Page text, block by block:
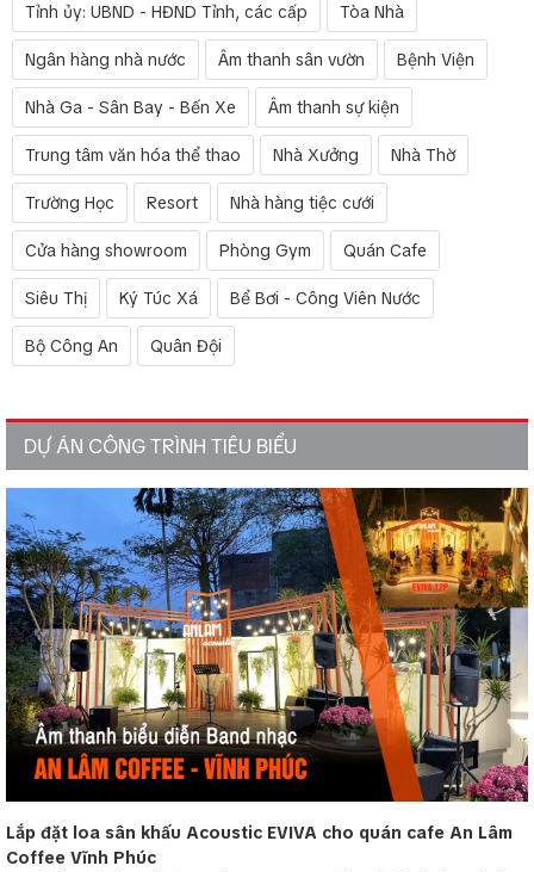
Tỉnh ủy: UBND - HĐND Tỉnh, các cấp Tòa Nhà
Ngân hàng nhà nước Âm thanh sân vườn Bệnh Viện
Nhà Ga - Sân Bay - Bến Xe Âm thanh sự kiện
Trung tâm văn hóa thể thao Nhà Xưởng Nhà Thờ
Trường Học Resort Nhà hàng tiệc cưới
Cửa hàng showroom Phòng Gym Quán Cafe
Siêu Thị Ký Túc Xá Bể Bơi - Công Viên Nước
Bộ Công An Quân Đội
DỰ ÁN CÔNG TRÌNH TIÊU BIỂU
Lắp đặt loa sân khấu Acoustic EVIVA cho quán cafe An Lâm
Coffee Vĩnh Phúc